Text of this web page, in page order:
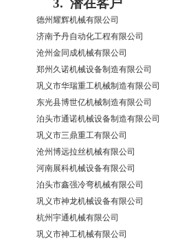
3. 潜在客户
德州耀辉机械有限公司
济南予丹自动化工程有限公司
沧州金同成机械有限公司
郑州久诺机械设备制造有限公司
巩义市华瑞重工机械制造有限公司
东光县博世亿机械制造有限公司
泊头市通诺机械设备制造有限公司
巩义市三鼎重工有限公司
沧州博远拉丝机械有限公司
河南展科机械设备有限公司
泊头市鑫强冷弯机械有限公司
巩义市神龙机械设备有限公司
杭州宇通机械有限公司
巩义市神工机械有限公司